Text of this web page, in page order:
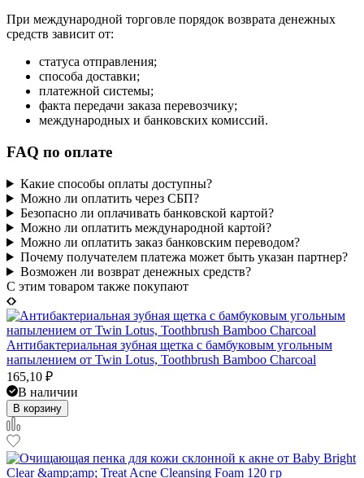
При международной торговле порядок возврата денежных
средств зависит от:
статуса отправления;
способа доставки;
платежной системы;
факта передачи заказа перевозчику;
международных и банковских комиссий.
FAQ по оплате
Какие способы оплаты доступны?
Можно ли оплатить через СБП?
Безопасно ли оплачивать банковской картой?
Можно ли оплатить международной картой?
Можно ли оплатить заказ банковским переводом?
Почему получателем платежа может быть указан партнер?
Возможен ли возврат денежных средств?
C этим товаром также покупают
Антибактериальная зубная щетка с бамбуковым угольным
напылением от Twin Lotus, Toothbrush Bamboo Charcoal
165,10 ₽
В наличии
В корзину